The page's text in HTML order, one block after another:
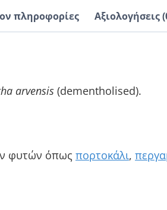
πληροφορίες Αξιολογήσεις
arvensis (dementholised).
φυτών όπως πορτοκάλι,